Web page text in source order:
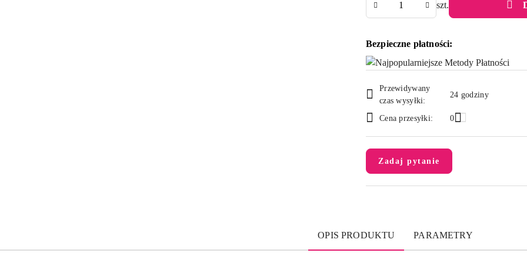
szt.
Bezpieczne płatności:
i
dostawa
Przewidywany
czas wysyłki:
24 godziny
Cena przesyłki: 0
Zadaj pytanie
OPIS PRODUKTU PARAMETRY